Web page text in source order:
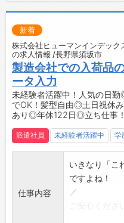
☆
得できます◎
◆給与前払い
勤務実績に応
簡単申請！簡
◆ご不明点は
即日対応!!フ
登録はご自
新着
株式会社ヒューマンインデック
の求人情報 /長野県須坂市
製造会社での入荷品
ータ入力
未経験者活躍中！人気の日
でOK！髪型自由◎土日祝休
あり◎年休122日◎立ち仕事！
派遣社員 未経験者活躍中 学
仕事内容
いきなり「こ
ですよね！
／